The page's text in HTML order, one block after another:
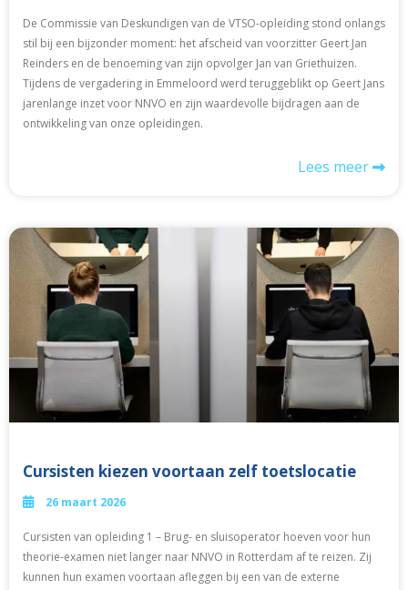
De Commissie van Deskundigen van de VTSO-opleiding stond onlangs
stil bij een bijzonder moment: het afscheid van voorzitter Geert Jan
Reinders en de benoeming van zijn opvolger Jan van Griethuizen.
Tijdens de vergadering in Emmeloord werd teruggeblikt op Geert Jans
jarenlange inzet voor NNVO en zijn waardevolle bijdragen aan de
ontwikkeling van onze opleidingen.
Lees meer
Cursisten kiezen voortaan zelf toetslocatie
26 maart 2026
Cursisten van opleiding 1 – Brug- en sluisoperator hoeven voor hun
theorie-examen niet langer naar NNVO in Rotterdam af te reizen. Zij
kunnen hun examen voortaan afleggen bij een van de externe